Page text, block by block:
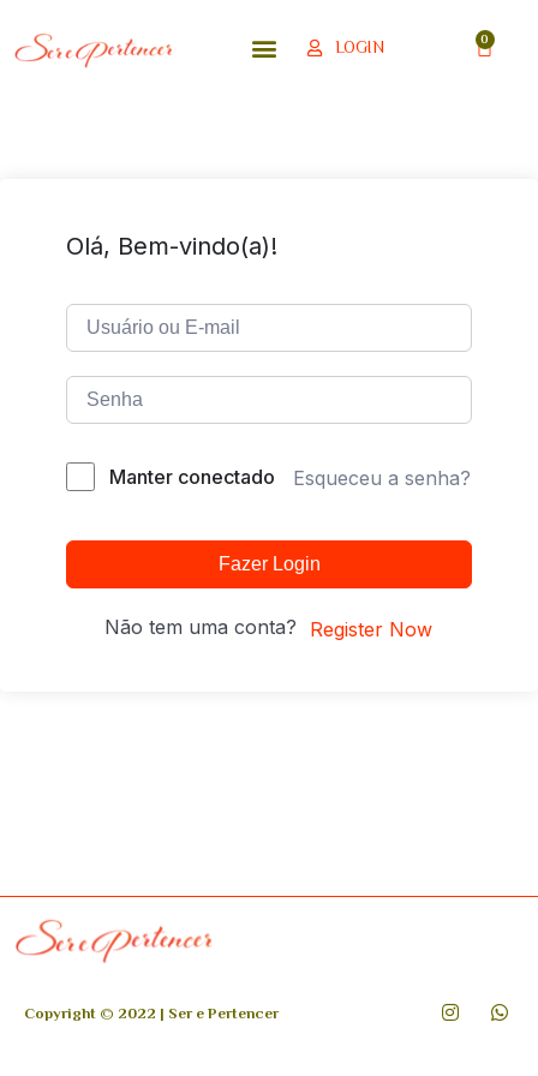
LOGIN
Olá, Bem-vindo(a)!
Manter conectado Esqueceu a senha?
Fazer Login
Não tem uma conta? Register Now
Copyright © 2022 | Ser e Pertencer